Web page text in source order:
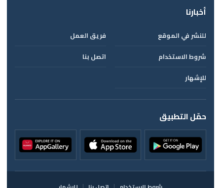
أخبارنا
للنشر في الموقع
فريق العمل
شروط الاستخدام
اتصل بنا
للإشهار
حمّل التطبيق